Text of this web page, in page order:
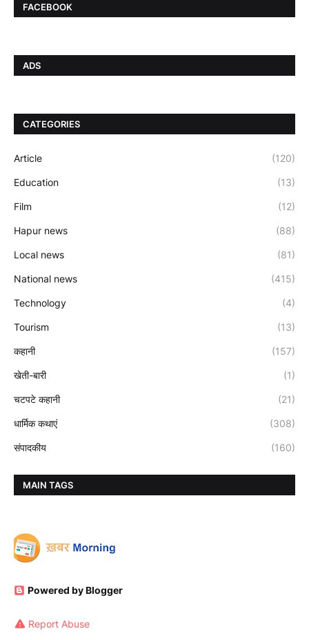
FACEBOOK
ADS
CATEGORIES
Article (120)
Education (13)
Film (12)
Hapur news (88)
Local news (81)
National news (415)
Technology (4)
Tourism (13)
कहानी (157)
खेती-बारी (1)
चटपटे कहानी (21)
धार्मिक कथाएं (308)
संपादकीय (160)
MAIN TAGS
Powered by Blogger
Report Abuse